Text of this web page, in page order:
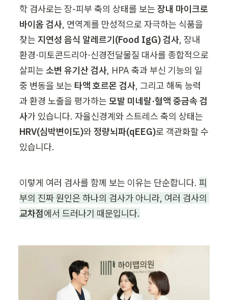
학 검사로는 장-피부 축의 상태를 보는 장내 마이크로
바이옴 검사, 면역계를 만성적으로 자극하는 식품을
찾는 지연성 음식 알레르기(Food IgG) 검사, 장내
환경·미토콘드리아·신경전달물질 대사를 종합적으로
살피는 소변 유기산 검사, HPA 축과 부신 기능의 일
중 변동을 보는 타액 호르몬 검사, 그리고 해독 능력
과 환경 노출을 평가하는 모발 미네랄·혈액 중금속 검
사
HRV(심박변이도)와 정량뇌파(qEEG)로 객관화할 수
있습니다.
이렇게 여러 검사를 함께 보는 이유는 단순합니다. 피
교차점에서 드러나기 때문입니다.